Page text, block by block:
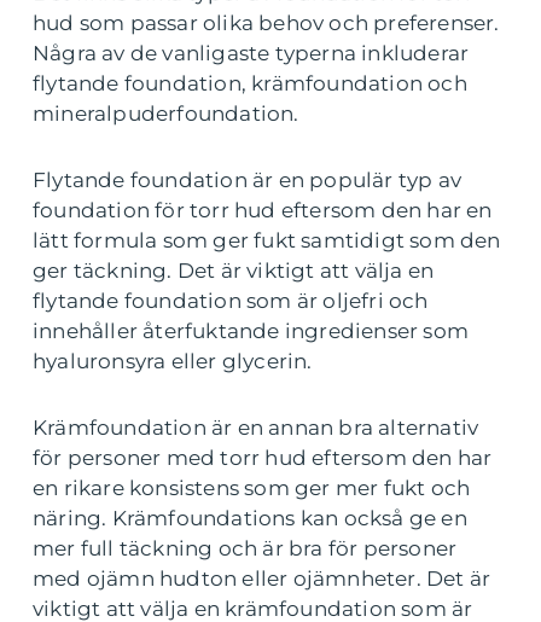
hud som passar olika behov och preferenser.
Några av de vanligaste typerna inkluderar
flytande foundation, krämfoundation och
mineralpuderfoundation.
Flytande foundation är en populär typ av
foundation för torr hud eftersom den har en
lätt formula som ger fukt samtidigt som den
ger täckning. Det är viktigt att välja en
flytande foundation som är oljefri och
innehåller återfuktande ingredienser som
hyaluronsyra eller glycerin.
Krämfoundation är en annan bra alternativ
för personer med torr hud eftersom den har
en rikare konsistens som ger mer fukt och
näring. Krämfoundations kan också ge en
mer full täckning och är bra för personer
med ojämn hudton eller ojämnheter. Det är
viktigt att välja en krämfoundation som är